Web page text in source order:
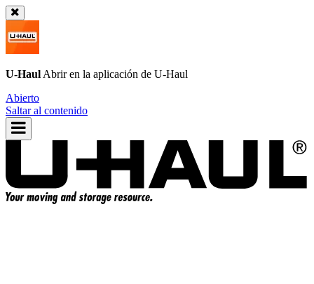
U-Haul Abrir en la aplicación de U-Haul
Abierto
Saltar al contenido